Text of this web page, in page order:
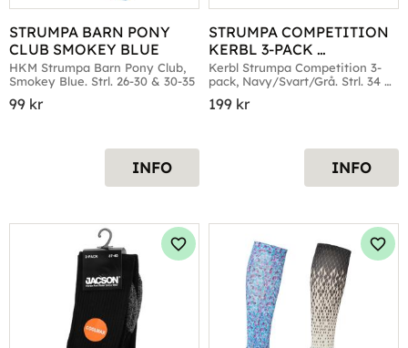
STRUMPA BARN PONY
CLUB SMOKEY BLUE
HKM Strumpa Barn Pony Club,
Smokey Blue. Strl. 26-30 & 30-35
99 kr
INFO
STRUMPA COMPETITION
KERBL 3-PACK
NAVY/SVART/GRÅ
Kerbl Strumpa Competition 3-
pack, Navy/Svart/Grå. Strl. 34
199 kr
INFO
Lägg till i favoriter